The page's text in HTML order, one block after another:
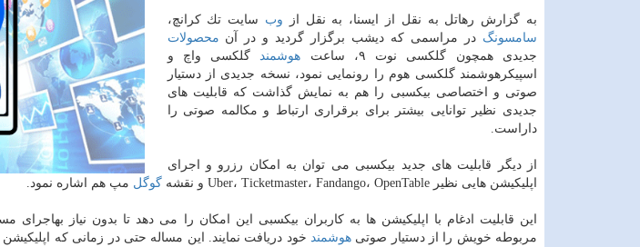
به گزارش رهاتل به نقل از ایسنا، به نقل از وب سایت تك كرانچ،
سامسونگ در مراسمی كه دیشب برگزار گردید و در آن محصولات
جدیدی همچون گلكسی نوت ۹، ساعت
هوشمند
گلكسی واچ و
اسپیكرهوشمند گلكسی هوم را رونمایی نمود، نسخه جدیدی از دستیار
صوتی و اختصاصی بیكسبی را هم به نمایش گذاشت كه قابلیت های
جدیدی نظیر توانایی بیشتر برای برقراری ارتباط و مكالمه صوتی را
داراست.
از دیگر قابلیت های جدید بیكسبی می توان به امكان رزرو و اجرای
اپلیكیشن هایی نظیر Uber، Ticketmaster، Fandango، OpenTable و نقشه
گوگل مپ هم اشاره نمود.
این قابلیت ادغام با اپلیكیشن ها به كاربران بیكسبی این امكان را می دهد تا بدون نیاز بهاجرای
مربوطه خویش را از دستیار صوتیهوشمند خود دریافت نمایند. این مساله حتی در زمانی كه